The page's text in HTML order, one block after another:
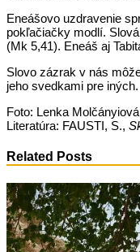
Eneášovo uzdravenie
pokľačiačky modlí. Slová
(Mk 5,41). Eneáš aj
Slovo zázrak v nás
jeho svedkami pre
Foto: Lenka Molčányiová
Literatúra: FAUSTI, S.,
Related Posts